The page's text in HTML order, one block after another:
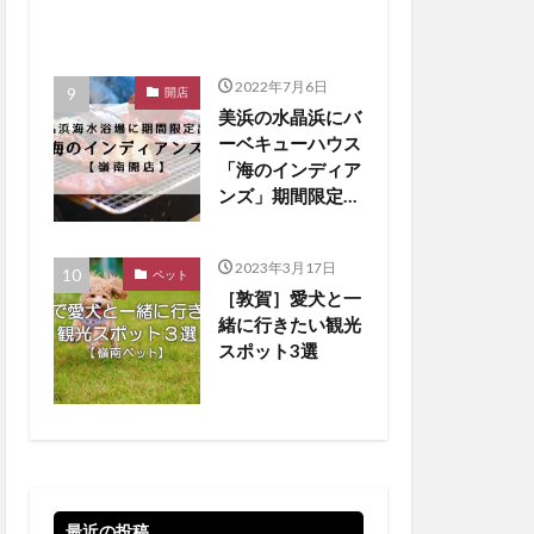
開店 2022年7月6日
美浜の水晶浜にバ
ーベキューハウス
「海のインディア
ンズ」期間限定オ
ペット 2023年3月17日
［敦賀］愛犬と一
緒に行きたい観光
スポット3選